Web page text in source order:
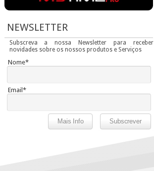
NEWSLETTER
Subscreva a nossa Newsletter para receber
novidades sobre os nossos produtos e Serviços
Nome*
Email*